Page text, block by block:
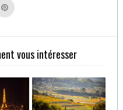
Follow
us
vous intéresser